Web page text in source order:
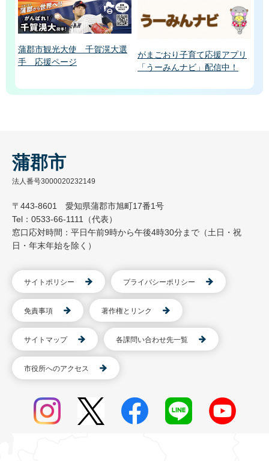
蒲郡市観光大使 千賀滉大選
手 応援ページ
がまごおり子育て応援アプリ
「うーみんナビ」配信中！
蒲郡市
法人番号3000020232149
〒443-8601 愛知県蒲郡市旭町17番1号
Tel：0533-66-1111（代表）
窓口応対時間：平日午前9時から午後4時30分まで（土日・祝
日・年末年始を除く）
サイトポリシー プライバシーポリシー
免責事項 著作権とリンク
サイトマップ 各課問い合わせ先一覧
市役所へのアクセス